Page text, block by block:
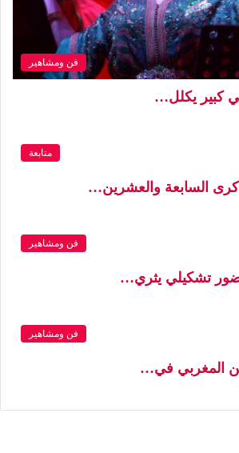
فن ومشاهير
كبير يكلل…
متابعة
السابعة والعشرين…
فن ومشاهير
تشكيلي يثري…
فن ومشاهير
المغربي في…